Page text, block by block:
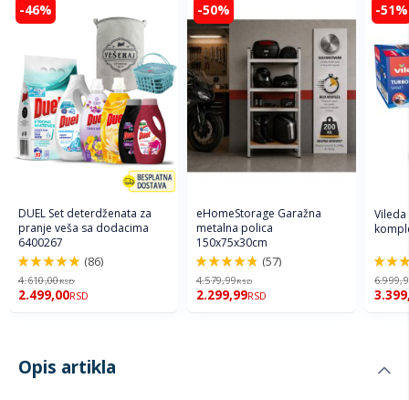
-46%
DUEL Set deterdženata za
pranje veša sa dodacima
6400267
98%
(86)
4.610,00RSD
2.499,00RSD
-50%
eHomeStorage Garažna
metalna polica
150x75x30cm
96%
(57)
4.579,99RSD
2.299,99RSD
-51%
92%
Opis artikla